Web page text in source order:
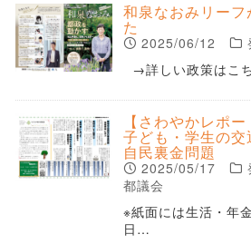
和泉なおみリーフ
た
2025/06/12
→詳しい政策はこ
【さわやかレポー
子ども・学生の交
自民裏金問題
2025/05/17
都議会
※紙面には生活・年
日…